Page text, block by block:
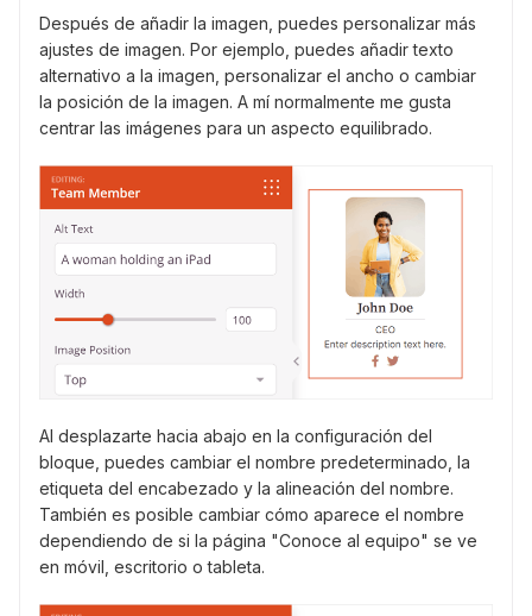
Después de añadir la imagen, puedes personalizar más
ajustes de imagen. Por ejemplo, puedes añadir texto
alternativo a la imagen, personalizar el ancho o cambiar
la posición de la imagen. A mí normalmente me gusta
centrar las imágenes para un aspecto equilibrado.
Al desplazarte hacia abajo en la configuración del
bloque, puedes cambiar el nombre predeterminado, la
etiqueta del encabezado y la alineación del nombre.
También es posible cambiar cómo aparece el nombre
dependiendo de si la página "Conoce al equipo" se ve
en móvil, escritorio o tableta.